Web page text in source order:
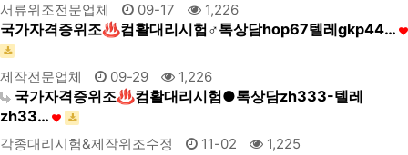
서류위조전문업체 09-17 1,226
국가자격증위조♨컴활대리시험♂톡상담hop67텔레gkp44…
제작전문업체 09-29 1,226
국가자격증위조♨컴활대리시험●톡상담zh333-텔레
zh33…
각종대리시험&제작위조수정 11-02 1,225